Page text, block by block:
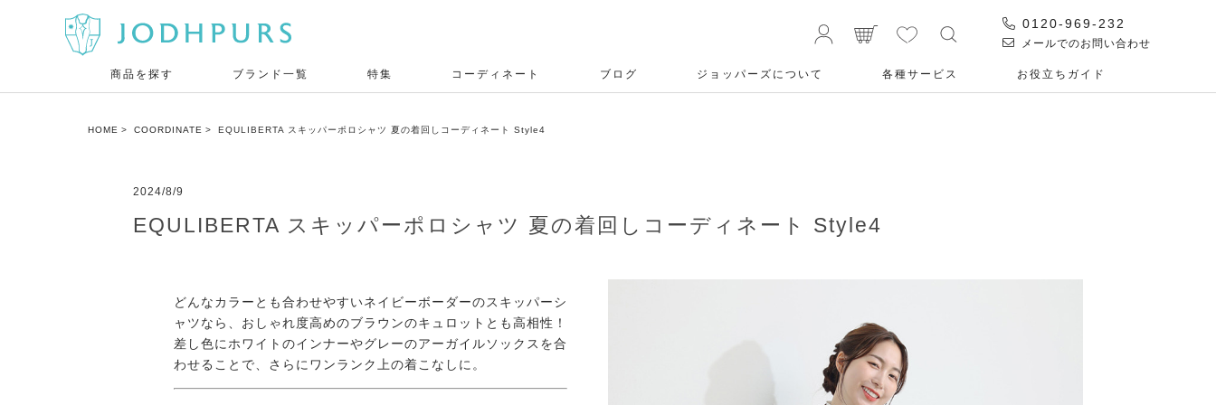
0120-969-232
メールでのお問い合わせ
商品を探す ブランド一覧 特集 コーディネート ブログ ジョッパーズについて 各種サービス お役⽴ちガイド
HOME COORDINATE EQULIBERTA スキッパーポロシャツ 夏の着回しコーディネート Style4
2024/8/9
EQULIBERTA スキッパーポロシャツ 夏の着回しコーディネート Style4
どんなカラーとも合わせやすいネイビーボーダーのスキッパーシ
ャツなら、おしゃれ度高めのブラウンのキュロットとも高相性！
差し色にホワイトのインナーやグレーのアーガイルソックスを合
わせることで、さらにワンランク上の着こなしに。